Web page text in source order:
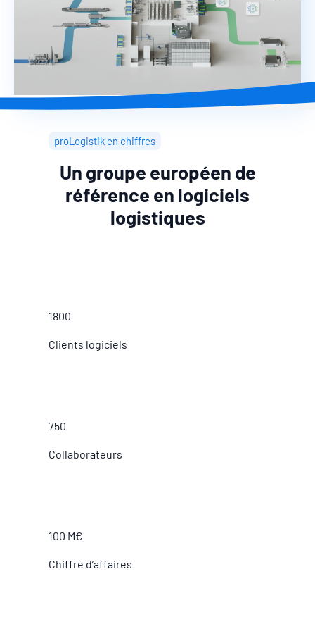
proLogistik en chiffres
Un groupe européen de
référence en logiciels
logistiques
1800
Clients logiciels
750
Collaborateurs
100 M€
Chiffre d’affaires